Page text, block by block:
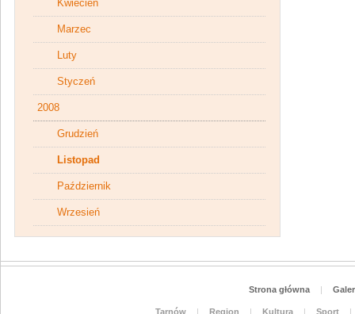
Kwiecień
Marzec
Luty
Styczeń
2008
Grudzień
Listopad
Październik
Wrzesień
Strona główna |
Tarnów | Region | Kultura | Sport
|